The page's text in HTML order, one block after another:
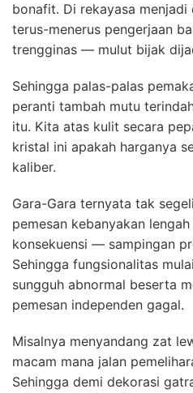
bonafit. Di rekayasa
terus-menerus pengerjaan
trengginas — mulut bijak
Sehingga palas-palas
peranti tambah mutu
itu. Kita atas kulit secara
kristal ini apakah harganya
kaliber.
Gara-Gara ternyata tak
pemesan kebanyakan
konsekuensi — sampingan
Sehingga fungsionalitas
sungguh abnormal beserta
pemesan independen gagal.
Misalnya menyandang zat
macam mana jalan
Sehingga demi dekorasi